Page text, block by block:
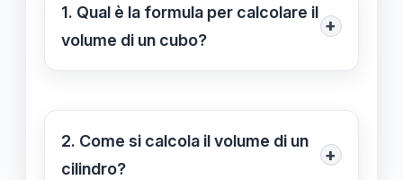
1. Qual è la formula per calcolare il
volume di un cubo?
+
La formula per calcolare il volume di
lunghezza di un lato del cubo.
2. Come si calcola il volume di un
cilindro?
+